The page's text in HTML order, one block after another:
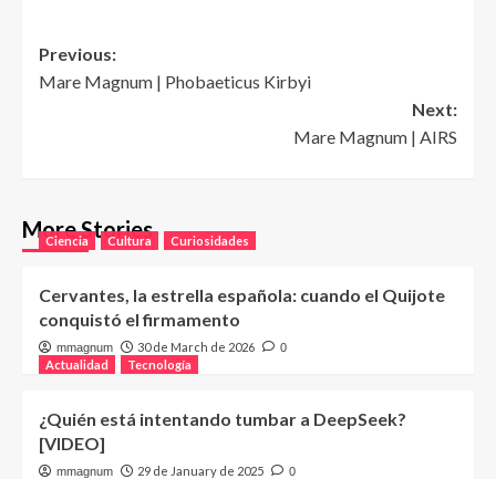
Post
navigation
Previous:
Mare Magnum | Phobaeticus Kirbyi
Next:
Mare Magnum | AIRS
More Stories
Ciencia Cultura Curiosidades
Cervantes, la estrella española: cuando el Quijote
conquistó el firmamento
mmagnum 30 de March de 2026 0
Actualidad Tecnología
¿Quién está intentando tumbar a DeepSeek?
[VIDEO]
mmagnum 29 de January de 2025 0